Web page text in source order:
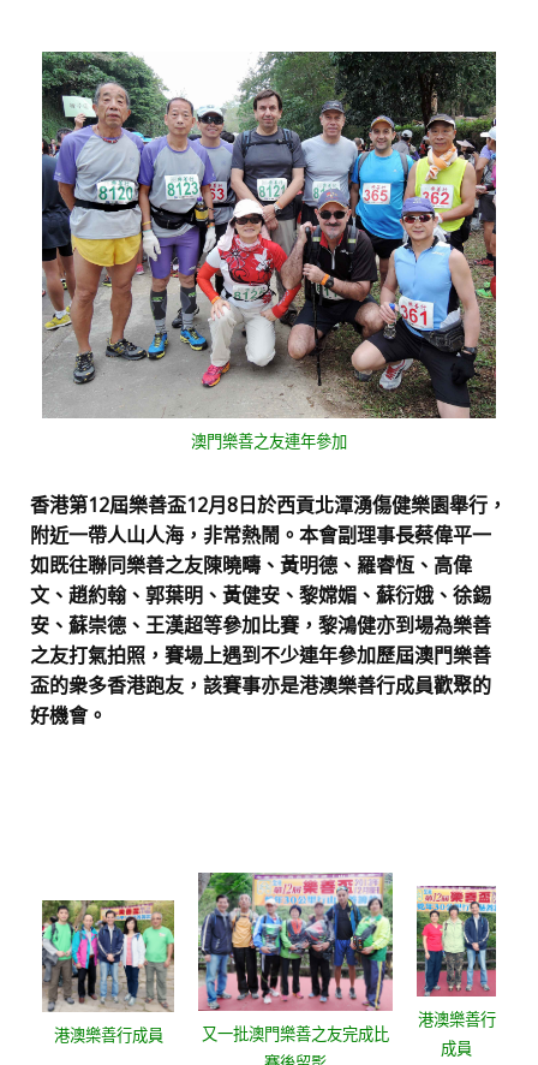
澳門樂善之友連年參加
香港第12屆樂善盃12月8日於西貢北潭湧傷健樂園舉行，
附近一帶人山人海，非常熱鬧。本會副理事長蔡偉平一
如既往聯同樂善之友陳曉疇、黃明德、羅睿恆、高偉
文、趙約翰、郭葉明、黃健安、黎嫦媚、蘇衍娥、徐錫
安、蘇崇德、王漢超等參加比賽，黎鴻健亦到場為樂善
之友打氣拍照，賽場上遇到不少連年參加歷屆澳門樂善
盃的衆多香港跑友，該賽事亦是港澳樂善行成員歡聚的
好機會。
港澳樂善行成員
又一批澳門樂善之友完成比
港澳樂善行
成員